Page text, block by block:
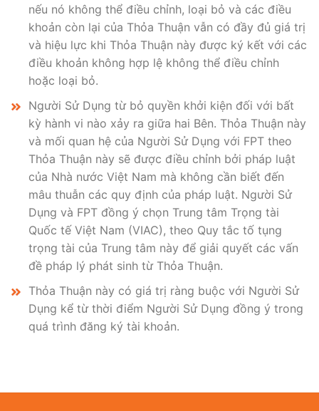
nếu nó không thể điều chỉnh, loại bỏ và các điều
khoản còn lại của Thỏa Thuận vẫn có đầy đủ giá trị
và hiệu lực khi Thỏa Thuận này được ký kết với các
điều khoản không hợp lệ không thể điều chỉnh
hoặc loại bỏ.
Người Sử Dụng từ bỏ quyền khởi kiện đối với bất
kỳ hành vi nào xảy ra giữa hai Bên. Thỏa Thuận này
và mối quan hệ của Người Sử Dụng với FPT theo
Thỏa Thuận này sẽ được điều chỉnh bởi pháp luật
của Nhà nước Việt Nam mà không cần biết đến
mâu thuẫn các quy định của pháp luật. Người Sử
Dụng và FPT đồng ý chọn Trung tâm Trọng tài
Quốc tế Việt Nam (VIAC), theo Quy tắc tố tụng
trọng tài của Trung tâm này để giải quyết các vấn
đề pháp lý phát sinh từ Thỏa Thuận.
Thỏa Thuận này có giá trị ràng buộc với Người Sử
Dụng kể từ thời điểm Người Sử Dụng đồng ý trong
quá trình đăng ký tài khoản.